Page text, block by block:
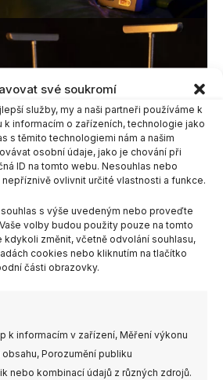
své soukromí
služby, my a naši partneři používáme k
k informacím o zařízeních, technologie jako
s těmito technologiemi nám a našim
osobní údaje, jako je chování při
ID na tomto webu. Nesouhlas nebo
ovlivnit určité vlastnosti a funkce.
s výše uvedeným nebo proveďte
volby budou použity pouze na tomto
kdykoli změnit, včetně odvolání souhlasu,
cookies nebo kliknutím na tlačítko
části obrazovky.
k informacím v zařízení, Měření výkonu
Porozumění publiku
nebo kombinací údajů z různých zdrojů.